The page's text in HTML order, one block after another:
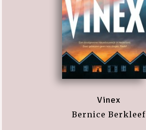
Vinex
Bernice Berkleef